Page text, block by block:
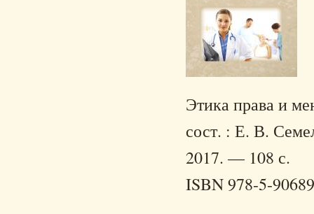
Этика права и
сост. : Е. В.
2017. — 108 с.
ISBN 978-5-